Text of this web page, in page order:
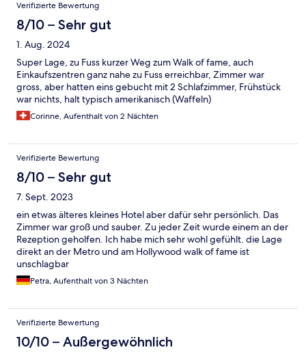
Verifizierte Bewertung
8/10 – Sehr gut
1. Aug. 2024
Super Lage, zu Fuss kurzer Weg zum Walk of fame, auch
Einkaufszentren ganz nahe zu Fuss erreichbar, Zimmer war
gross, aber hatten eins gebucht mit 2 Schlafzimmer, Frühstück
war nichts, halt typisch amerikanisch (Waffeln)
Corinne, Aufenthalt von 2 Nächten
Verifizierte Bewertung
8/10 – Sehr gut
7. Sept. 2023
ein etwas älteres kleines Hotel aber dafür sehr persönlich. Das
Zimmer war groß und sauber. Zu jeder Zeit wurde einem an der
Rezeption geholfen. Ich habe mich sehr wohl gefühlt. die Lage
direkt an der Metro und am Hollywood walk of fame ist
unschlagbar
Petra, Aufenthalt von 3 Nächten
Verifizierte Bewertung
10/10 – Außergewöhnlich